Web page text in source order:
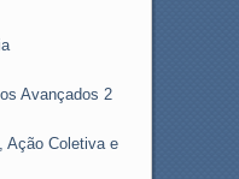
Avançados 2
Ação Coletiva e